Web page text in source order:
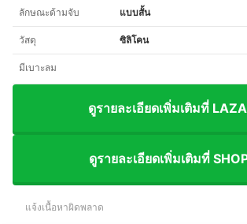
ลักษณะด้ามจับ แบบสั้น
วัสดุ ซิลิโคน
มีเบาะลม
ดูรายละเอียดเพิ่มเติมที่
ดูรายละเอียดเพิ่มเติมที่
แจ้งเนื้อหาผิดพลาด